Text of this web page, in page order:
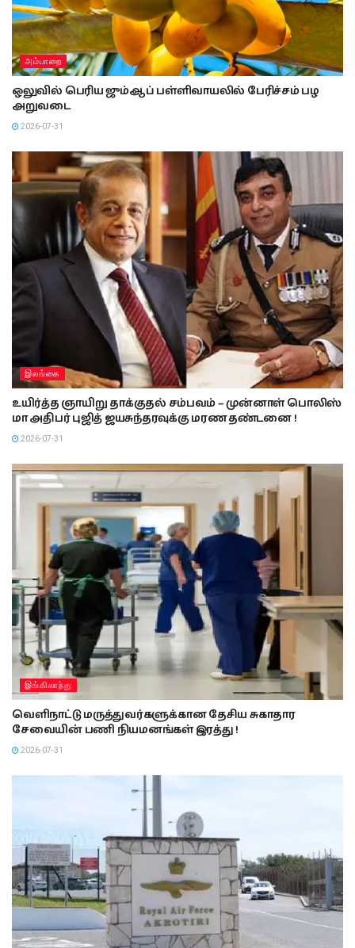
அம்பாறை
ஒலுவில் பெரிய ஜும்ஆப் பள்ளிவாயலில் பேரிச்சம் பழ
அறுவடை
2026-07-31
இலங்கை
உயிர்த்த ஞாயிறு தாக்குதல் சம்பவம் – முன்னாள் பொலிஸ்
மா அதிபர் புஜித் ஜயசுந்தரவுக்கு மரண தண்டனை !
2026-07-31
இங்கிலாந்து
வெளிநாட்டு மருத்துவர்களுக்கான தேசிய சுகாதார
சேவையின் பணி நியமனங்கள் இரத்து !
2026-07-31